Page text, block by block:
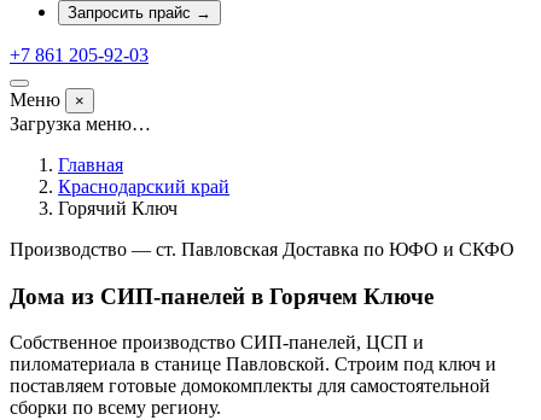
Запросить прайс →
+7 861 205-92-03
Меню ×
Загрузка меню…
Главная
Краснодарский край
Горячий Ключ
Производство — ст. Павловская Доставка по ЮФО и СКФО
Дома из СИП-панелей в Горячем Ключе
Собственное производство СИП-панелей, ЦСП и
пиломатериала в станице Павловской. Строим под ключ и
поставляем готовые домокомплекты для самостоятельной
сборки по всему региону.